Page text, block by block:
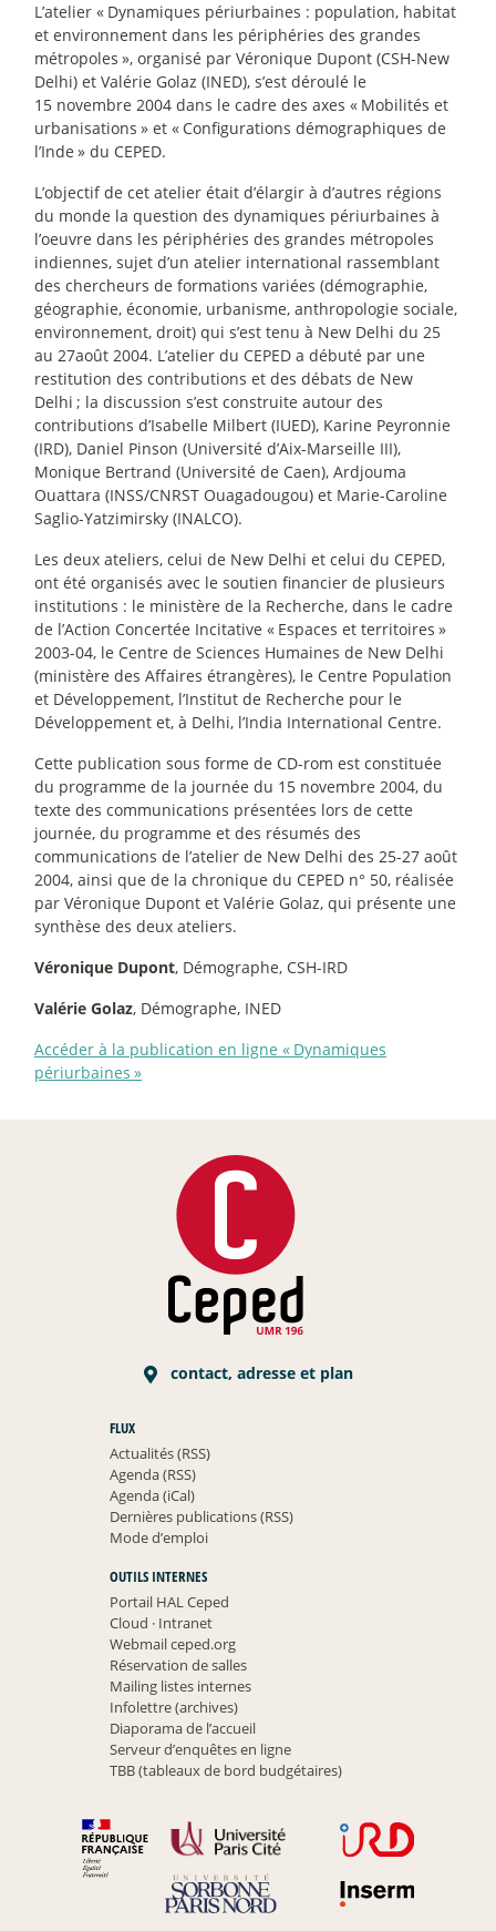
L’atelier « Dynamiques périurbaines : population, habitat
et environnement dans les périphéries des grandes
métropoles », organisé par Véronique Dupont (CSH-New
Delhi) et Valérie Golaz (INED), s’est déroulé le
15 novembre 2004 dans le cadre des axes « Mobilités et
urbanisations » et « Configurations démographiques de
l’Inde » du CEPED.
L’objectif de cet atelier était d’élargir à d’autres régions
du monde la question des dynamiques périurbaines à
l’oeuvre dans les périphéries des grandes métropoles
indiennes, sujet d’un atelier international rassemblant
des chercheurs de formations variées (démographie,
géographie, économie, urbanisme, anthropologie sociale,
environnement, droit) qui s’est tenu à New Delhi du 25
au 27août 2004. L’atelier du CEPED a débuté par une
restitution des contributions et des débats de New
Delhi ; la discussion s’est construite autour des
contributions d’Isabelle Milbert (IUED), Karine Peyronnie
(IRD), Daniel Pinson (Université d’Aix-Marseille III),
Monique Bertrand (Université de Caen), Ardjouma
Ouattara (INSS/CNRST Ouagadougou) et Marie-Caroline
Saglio-Yatzimirsky (INALCO).
Les deux ateliers, celui de New Delhi et celui du CEPED,
ont été organisés avec le soutien financier de plusieurs
institutions : le ministère de la Recherche, dans le cadre
de l’Action Concertée Incitative « Espaces et territoires »
2003-04, le Centre de Sciences Humaines de New Delhi
(ministère des Affaires étrangères), le Centre Population
et Développement, l’Institut de Recherche pour le
Développement et, à Delhi, l’India International Centre.
Cette publication sous forme de CD-rom est constituée
du programme de la journée du 15 novembre 2004, du
texte des communications présentées lors de cette
journée, du programme et des résumés des
communications de l’atelier de New Delhi des 25-27 août
2004, ainsi que de la chronique du CEPED n° 50, réalisée
par Véronique Dupont et Valérie Golaz, qui présente une
synthèse des deux ateliers.
Véronique Dupont, Démographe, CSH-IRD
Valérie Golaz, Démographe, INED
Accéder à la publication en ligne « Dynamiques
périurbaines »
contact, adresse et plan
FLUX
Actualités (RSS)
Agenda (RSS)
Agenda (iCal)
Dernières publications (RSS)
Mode d’emploi
OUTILS INTERNES
Portail HAL Ceped
Cloud ·Intranet
Webmail ceped.org
Réservation de salles
Mailing listes internes
Infolettre (archives)
Diaporama de l’accueil
Serveur d’enquêtes en ligne
TBB (tableaux de bord budgétaires)